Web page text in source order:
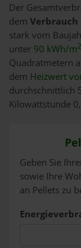
Der
dem Verbrauch
stark vom
unter 90 kWh/m2
Quadratmetern
dem Heizwert
durchschnittlich
Kilowattstunde
Geben Sie
sowie Ihre
an Pellets zu